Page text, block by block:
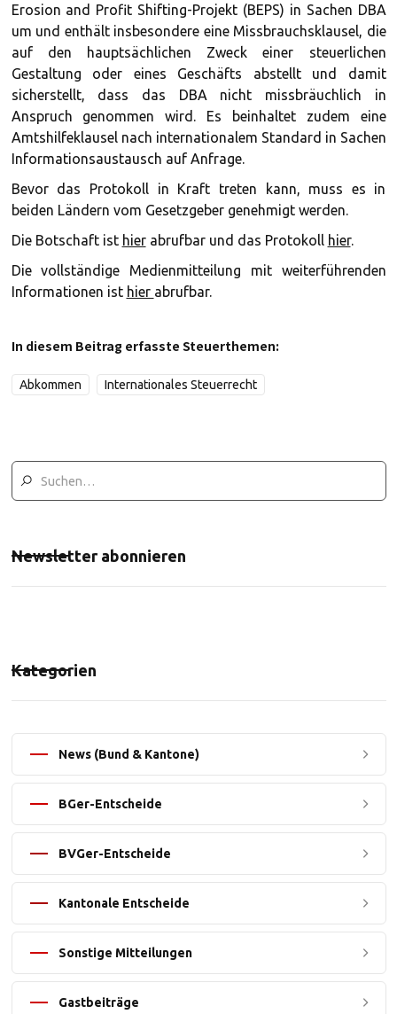
Erosion and Profit Shifting-Projekt (BEPS) in Sachen DBA
um und enthält insbesondere eine Missbrauchsklausel, die
auf den hauptsächlichen Zweck einer steuerlichen
Gestaltung oder eines Geschäfts abstellt und damit
sicherstellt, dass das DBA nicht missbräuchlich in
Anspruch genommen wird. Es beinhaltet zudem eine
Amtshilfeklausel nach internationalem Standard in Sachen
Informationsaustausch auf Anfrage.
Bevor das Protokoll in Kraft treten kann, muss es in
beiden Ländern vom Gesetzgeber genehmigt werden.
Die Botschaft ist hierabrufbar und das Protokoll hier.
Die vollständige Medienmitteilung mit weiterführenden
Informationen ist hier abrufbar.
In diesem Beitrag erfasste Steuerthemen:
Abkommen Internationales Steuerrecht
Newsletter abonnieren
Kategorien
News (Bund & Kantone)
BGer-Entscheide
BVGer-Entscheide
Kantonale Entscheide
Sonstige Mitteilungen
Gastbeiträge